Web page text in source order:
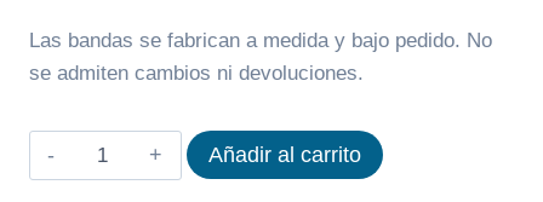
Las bandas se fabrican a medida y bajo pedido. No
se admiten cambios ni devoluciones.
BANDA
PARA
Añadir al carrito